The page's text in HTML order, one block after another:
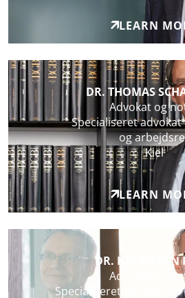
LEARN
DR. THOMAS
Advokat og
Specialiseret
og
Kiel
LEARN
DR. KAI STEFAN
Advokat og
Specialiseret advokat